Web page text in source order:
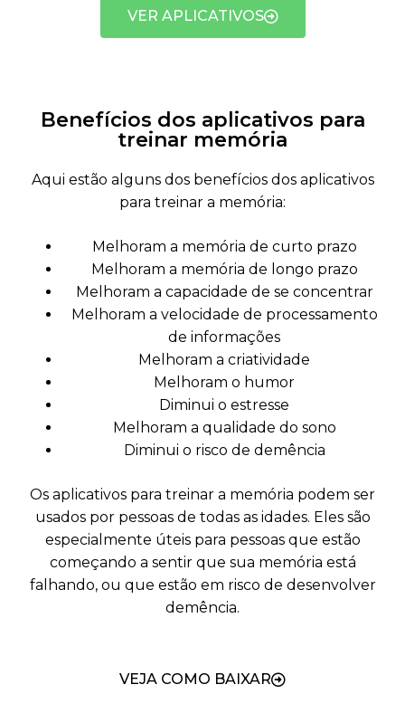
VER APLICATIVOS
Benefícios dos aplicativos para
treinar memória
Aqui estão alguns dos benefícios dos aplicativos
para treinar a memória:
Melhoram a memória de curto prazo
Melhoram a memória de longo prazo
Melhoram a capacidade de se concentrar
Melhoram a velocidade de processamento
de informações
Melhoram a criatividade
Melhoram o humor
Diminui o estresse
Melhoram a qualidade do sono
Diminui o risco de demência
Os aplicativos para treinar a memória podem ser
usados por pessoas de todas as idades. Eles são
especialmente úteis para pessoas que estão
começando a sentir que sua memória está
falhando, ou que estão em risco de desenvolver
demência.
VEJA COMO BAIXAR